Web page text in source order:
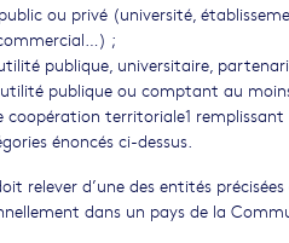
ou privé (université,
;
publique, universitaire,
publique ou comptant au
coopération territoriale1
énoncés ci-dessus.
relever d’une des entités
dans un pays de la